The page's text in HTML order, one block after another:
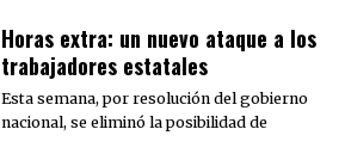
Horas extra: un nuevo ataque a los
trabajadores estatales
Esta semana, por resolución del gobierno
nacional, se eliminó la posibilidad de